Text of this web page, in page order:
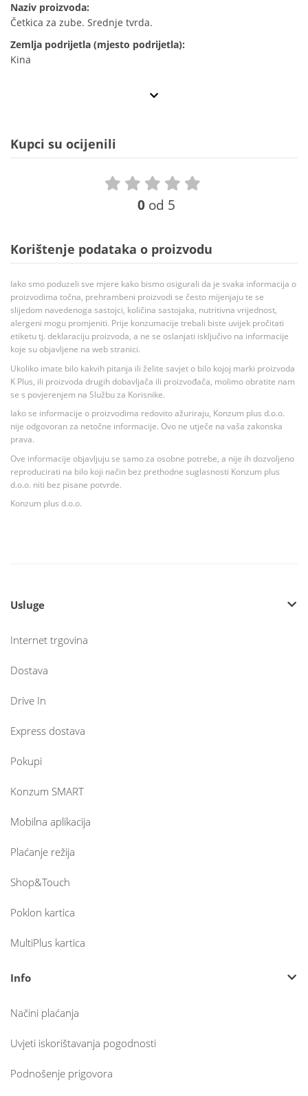
Naziv proizvoda:
Četkica za zube. Srednje tvrda.
Zemlja podrijetla (mjesto podrijetla):
Kina
Kupci su ocijenili
0 od 5
Korištenje podataka o proizvodu
Iako smo poduzeli sve mjere kako bismo osigurali da je svaka informacija o
proizvodima točna, prehrambeni proizvodi se često mijenjaju te se
slijedom navedenoga sastojci, količina sastojaka, nutritivna vrijednost,
alergeni mogu promjeniti. Prije konzumacije trebali biste uvijek pročitati
etiketu tj. deklaraciju proizvoda, a ne se oslanjati isključivo na informacije
koje su objavljene na web stranici.
Ukoliko imate bilo kakvih pitanja ili želite savjet o bilo kojoj marki proizvoda
K Plus, ili proizvoda drugih dobavljača ili proizvođača, molimo obratite nam
se s povjerenjem na Službu za Korisnike.
Iako se informacije o proizvodima redovito ažuriraju, Konzum plus d.o.o.
nije odgovoran za netočne informacije. Ovo ne utječe na vaša zakonska
prava.
Ove informacije objavljuju se samo za osobne potrebe, a nije ih dozvoljeno
reproducirati na bilo koji način bez prethodne suglasnosti Konzum plus
d.o.o. niti bez pisane potvrde.
Konzum plus d.o.o.
Usluge
Internet trgovina
Dostava
Drive In
Express dostava
Pokupi
Konzum SMART
Mobilna aplikacija
Plaćanje režija
Shop&Touch
Poklon kartica
MultiPlus kartica
Info
Načini plaćanja
Uvjeti iskorištavanja pogodnosti
Podnošenje prigovora